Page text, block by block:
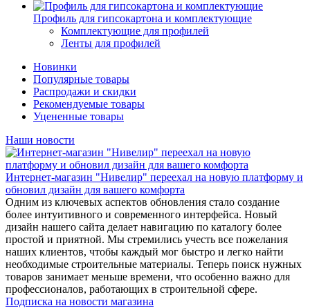
Профиль для гипсокартона и комплектующие
Комплектующие для профилей
Ленты для профилей
Новинки
Популярные товары
Распродажи и скидки
Рекомендуемые товары
Уцененные товары
Наши новости
Интернет-магазин "Нивелир" переехал на новую платформу и
обновил дизайн для вашего комфорта
Одним из ключевых аспектов обновления стало создание
более интуитивного и современного интерфейса. Новый
дизайн нашего сайта делает навигацию по каталогу более
простой и приятной. Мы стремились учесть все пожелания
наших клиентов, чтобы каждый мог быстро и легко найти
необходимые строительные материалы. Теперь поиск нужных
товаров занимает меньше времени, что особенно важно для
профессионалов, работающих в строительной сфере.
Подписка на новости магазина